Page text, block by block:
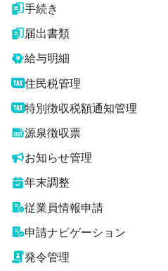
手続き
届出書類
給与明細
住民税管理
特別徴収税額通知管理
源泉徴収票
お知らせ管理
年末調整
従業員情報申請
申請ナビゲーション
発令管理